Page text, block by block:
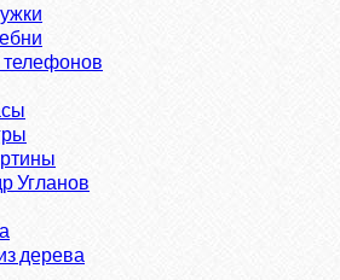
телефонов
Угланов
дерева